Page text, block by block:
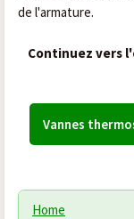
de l'armature.
Continuez vers
Vannes
Home